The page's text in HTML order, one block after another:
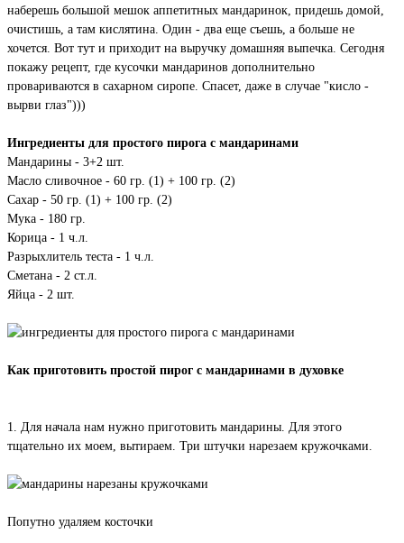
наберешь большой мешок аппетитных мандаринок, придешь домой,
очистишь, а там кислятина. Один - два еще съешь, а больше не
хочется. Вот тут и приходит на выручку домашняя выпечка. Сегодня
покажу рецепт, где кусочки мандаринов дополнительно
провариваются в сахарном сиропе. Спасет, даже в случае "кисло -
вырви глаз")))
Ингредиенты для простого пирога с мандаринами
Мандарины - 3+2 шт.
Масло сливочное - 60 гр. (1) + 100 гр. (2)
Сахар - 50 гр. (1) + 100 гр. (2)
Мука - 180 гр.
Корица - 1 ч.л.
Разрыхлитель теста - 1 ч.л.
Сметана - 2 ст.л.
Яйца - 2 шт.
Как приготовить простой пирог с мандаринами в духовке
1. Для начала нам нужно приготовить мандарины. Для этого
тщательно их моем, вытираем. Три штучки нарезаем кружочками.
Попутно удаляем косточки